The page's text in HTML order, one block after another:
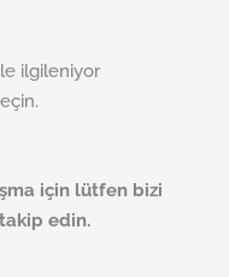
ilgileniyor
için lütfen bizi
edin.